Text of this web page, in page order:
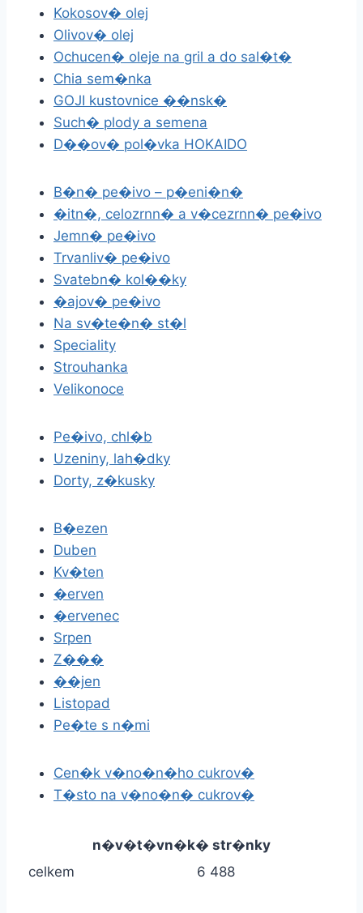
Kokosov� olej
Olivov� olej
Ochucen� oleje na gril a do sal�t�
Chia sem�nka
GOJI kustovnice ��nsk�
Such� plody a semena
D��ov� pol�vka HOKAIDO
B�n� pe�ivo – p�eni�n�
�itn�, celozrnn� a v�cezrnn� pe�ivo
Jemn� pe�ivo
Trvanliv� pe�ivo
Svatebn� kol��ky
�ajov� pe�ivo
Na sv�te�n� st�l
Speciality
Strouhanka
Velikonoce
Pe�ivo, chl�b
Uzeniny, lah�dky
Dorty, z�kusky
B�ezen
Duben
Kv�ten
�erven
�ervenec
Srpen
Z���
��jen
Listopad
Pe�te s n�mi
Cen�k v�no�n�ho cukrov�
T�sto na v�no�n� cukrov�
n�v�t�vn�k� str�nky
celkem
6 488